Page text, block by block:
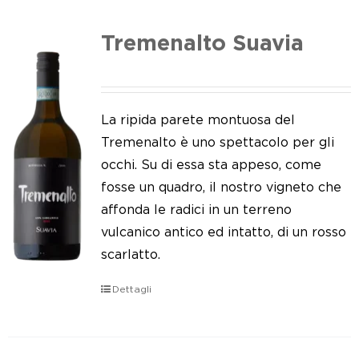
Il nostro lavoro
I nostri vigneti
Tappo a vite
Le nostre news
Tremenalto Suavia
La ripida parete montuosa del
Tremenalto è uno spettacolo per gli
occhi. Su di essa sta appeso, come
fosse un quadro, il nostro vigneto che
affonda le radici in un terreno
vulcanico antico ed intatto, di un rosso
scarlatto.
Dettagli